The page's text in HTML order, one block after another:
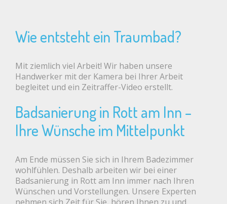
Wie entsteht ein Traumbad?
Mit ziemlich viel Arbeit! Wir haben unsere
Handwerker mit der Kamera bei Ihrer Arbeit
begleitet und ein Zeitraffer-Video erstellt.
Badsanierung in Rott am Inn –
Ihre Wünsche im Mittelpunkt
Am Ende müssen Sie sich in Ihrem Badezimmer
wohlfühlen. Deshalb arbeiten wir bei einer
Badsanierung in Rott am Inn immer nach Ihren
Wünschen und Vorstellungen. Unsere Experten